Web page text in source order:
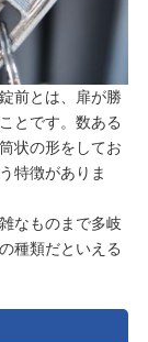
前とは、扉が勝
とです。数ある
状の形をしてお
特徴がありま
なものまで多岐
種類だといえる